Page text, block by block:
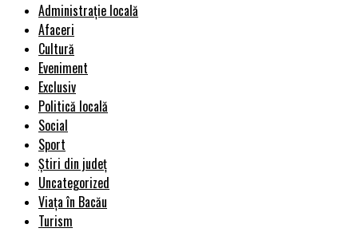
Administrație locală
Afaceri
Cultură
Eveniment
Exclusiv
Politică locală
Social
Sport
Știri din județ
Uncategorized
Viața în Bacău
Turism